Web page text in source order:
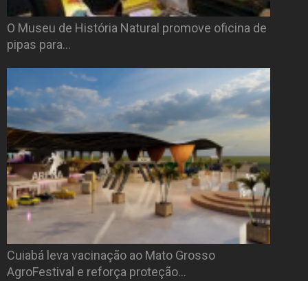
O Museu de História Natural promove oficina de
pipas para…
Cuiabá leva vacinação ao Mato Grosso
AgroFestival e reforça proteção…